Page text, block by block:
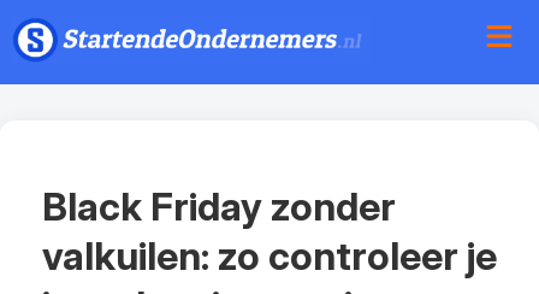
Black Friday zonder
valkuilen: zo controleer je